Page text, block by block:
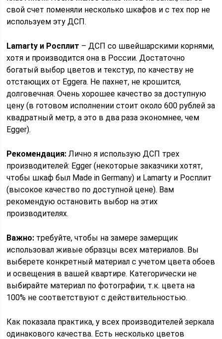
свой счет поменяли несколько шкафов и с тех пор не
используем эту ДСП.
Lamarty и Росплит – ДСП со швейшарскими корнями,
хотя и производится она в России. Достаточно
богатый выбор цветов и текстур, по качеству не
отстающих от Eggera. Не пахнет, не крошится,
долговечная. Очень хорошее качество за доступную
цену (в готовом исполнении стоит около 600 рублей за
квадратный метр, а это в два раза экономнее, чем
Egger).
Рекомендация: Лично я использую ДСП трех
производителей: Egger (некоторые заказчики хотят,
чтобы шкаф был Made in Germany) и Lamarty и Росплит
(высокое качество по доступной цене). Вам
рекомендую остановить выбор на этих
производителях.
Важно: требуйте, чтобы на замере замерщик
использовал живые образцы всех материалов. Вы
выберете конкретный материал с учетом цвета обоев
и освещения в вашей квартире. Категорически не
выбирайте материал по фотографии, т.к. цвета на
100% не соответствуют с действительностью.
Как показала практика, у всех производителей зеркала
одинакового качества. Есть несколько цветов